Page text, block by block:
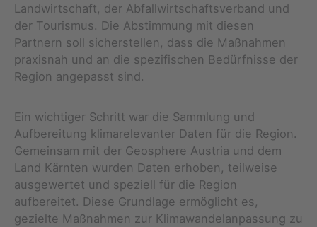
Landwirtschaft, der Abfallwirtschaftsverband und
der Tourismus. Die Abstimmung mit diesen
Partnern soll sicherstellen, dass die Maßnahmen
praxisnah und an die spezifischen Bedürfnisse der
Region angepasst sind.
Ein wichtiger Schritt war die Sammlung und
Aufbereitung klimarelevanter Daten für die Region.
Gemeinsam mit der Geosphere Austria und dem
Land Kärnten wurden Daten erhoben, teilweise
ausgewertet und speziell für die Region
aufbereitet. Diese Grundlage ermöglicht es,
gezielte Maßnahmen zur Klimawandelanpassung zu